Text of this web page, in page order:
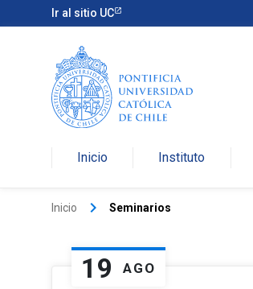
Ir al sitio UC
Inicio Instituto
Inicio keyboard_arrow_right Seminarios
19 AGO